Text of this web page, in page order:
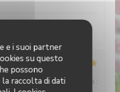
e i suoi partner
su questo
possono
raccolta di dati
très bien
2
4/5 Cucina: 5/5 Qualità / Prezzo :